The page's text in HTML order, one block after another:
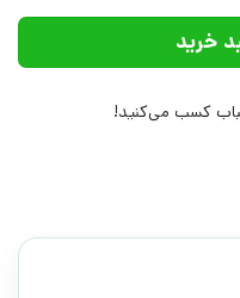
خرید
کسب می‌کنید!